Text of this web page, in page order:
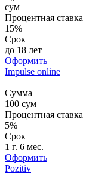
сум
Процентная ставка
15%
Срок
до 18 лет
Оформить
Impulse online
Сумма
100 сум
Процентная ставка
5%
Срок
1 г. 6 мес.
Оформить
Pozitiv